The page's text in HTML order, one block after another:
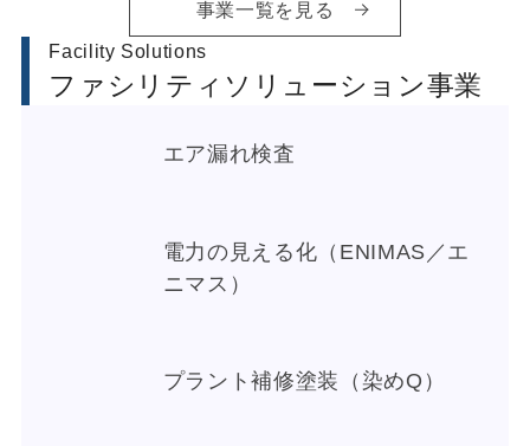
事業一覧を見る
Facility Solutions
ファシリティソリューション事業
エア漏れ検査
電力の見える化（ENIMAS／エ
ニマス）
プラント補修塗装（染めQ）